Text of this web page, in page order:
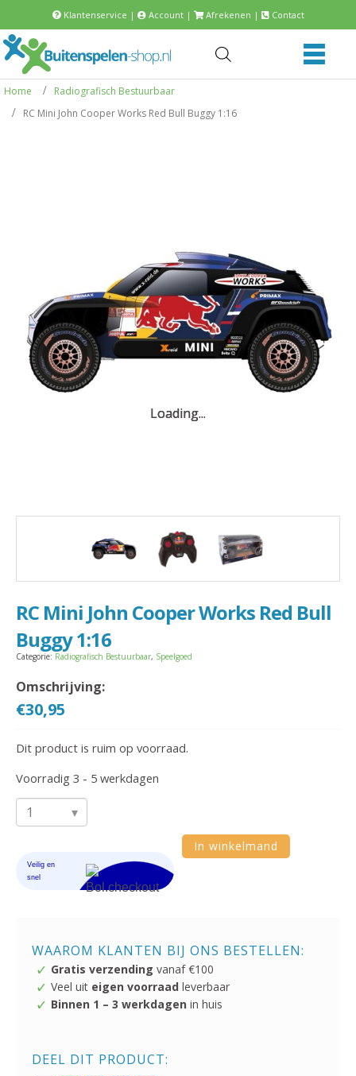
Klantenservice | Account| Afrekenen | Contact
Home
Radiografisch Bestuurbaar
RC Mini John Cooper Works Red Bull Buggy 1:16
Loading...
Loading...
Loading...
RC Mini John Cooper Works Red Bull
Buggy 1:16
Categorie: Radiografisch Bestuurbaar, Speelgoed
Omschrijving:
€30,95
Dit product is ruim op voorraad.
Voorradig 3 - 5 werkdagen
RC
John
Cooper
Bull
Buggy
1:16
aantal
In winkelmand
WAAROM KLANTEN BIJ ONS BESTELLEN:
Gratis verzending vanaf €100
Veel uit eigen voorraad leverbaar
Binnen 1 – 3 werkdagen in huis
DEEL DIT PRODUCT: